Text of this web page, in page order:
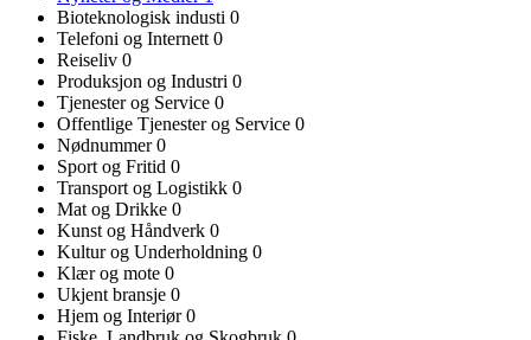
Bioteknologisk industi 0
Telefoni og Internett 0
Reiseliv 0
Produksjon og Industri 0
Tjenester og Service 0
Offentlige Tjenester og Service 0
Nødnummer0
Sport og Fritid 0
Transport og Logistikk 0
Mat og Drikke 0
Kunst og Håndverk 0
Kultur og Underholdning 0
Klær og mote 0
Ukjent bransje 0
Hjem og Interiør0